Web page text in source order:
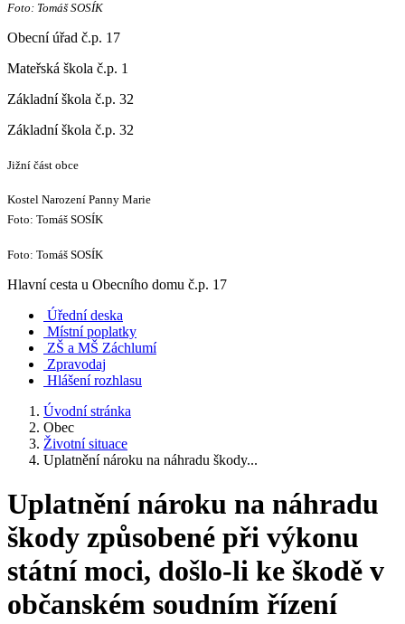
Foto: Tomáš SOSÍK
Obecní úřad č.p. 17
Mateřská škola č.p. 1
Základní škola č.p. 32
Základní škola č.p. 32
Jižní část obce
Kostel Narození Panny Marie
Foto: Tomáš SOSÍK
Foto: Tomáš SOSÍK
Hlavní cesta u Obecního domu č.p. 17
Úřední deska
Místní poplatky
ZŠ a MŠ Záchlumí
Zpravodaj
Hlášení rozhlasu
Úvodní stránka
Obec
Životní situace
Uplatnění nároku na náhradu škody...
Uplatnění nároku na náhradu
škody způsobené při výkonu
státní moci, došlo-li ke škodě v
občanském soudním řízení